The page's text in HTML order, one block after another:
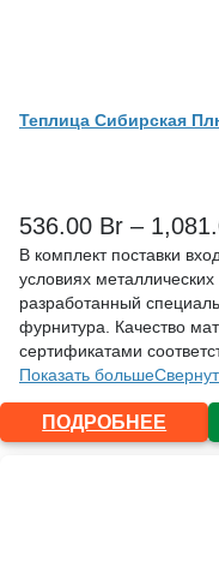
Теплица Сибирская
536.00 Br –
В комплект поставки
условиях
разработанный
фурнитура. Качество
сертификатами
Показать больше
ПОДРОБНЕЕ